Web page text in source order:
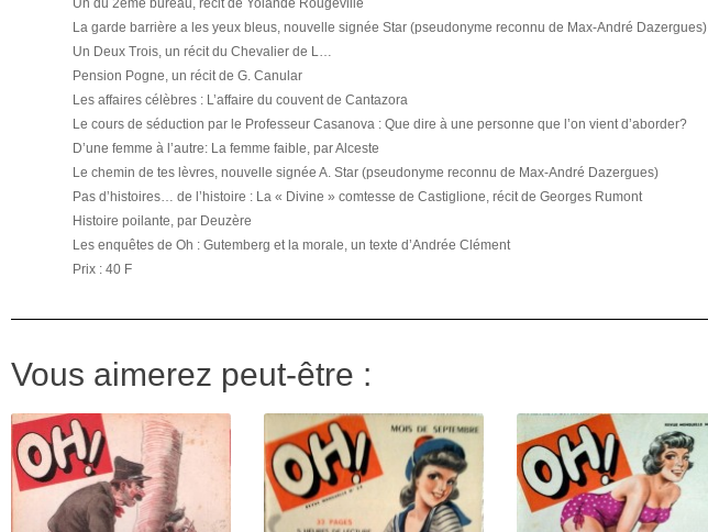
Un du 2ème bureau, récit de Yolande Rougeville
La garde barrière a les yeux bleus, nouvelle signée Star (pseudonyme reconnu de Max-André Dazergues)
Un Deux Trois, un récit du Chevalier de L…
Pension Pogne, un récit de G. Canular
Les affaires célèbres : L’affaire du couvent de Cantazora
Le cours de séduction par le Professeur Casanova : Que dire à une personne que l’on vient d’aborder?
D’une femme à l’autre: La femme faible, par Alceste
Le chemin de tes lèvres, nouvelle signée A. Star (pseudonyme reconnu de Max-André Dazergues)
Pas d’histoires… de l’histoire : La « Divine » comtesse de Castiglione, récit de Georges Rumont
Histoire poilante, par Deuzère
Les enquêtes de Oh : Gutemberg et la morale, un texte d’Andrée Clément
Prix : 40 F
Vous aimerez peut-être :